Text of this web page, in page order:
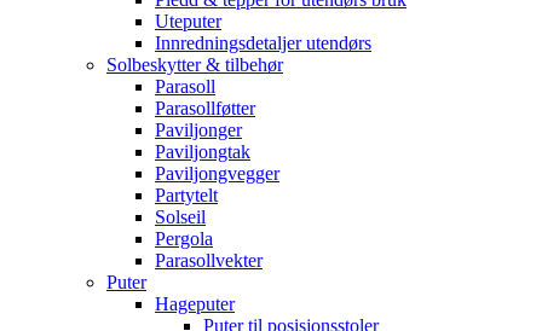
Uteputer
Innredningsdetaljer utendørs
Solbeskytter & tilbehør
Parasoll
Parasollføtter
Paviljonger
Paviljongtak
Paviljongvegger
Partytelt
Solseil
Pergola
Parasollvekter
Puter
Hageputer
Puter til posisjonsstoler